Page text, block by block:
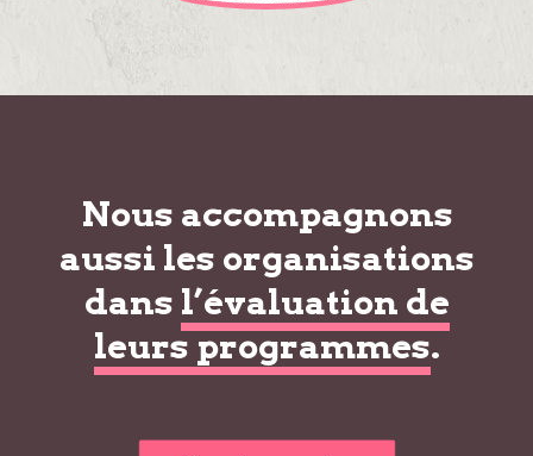
Nous accompagnons
aussi les organisations
dans l’évaluation de
leurs programmes.